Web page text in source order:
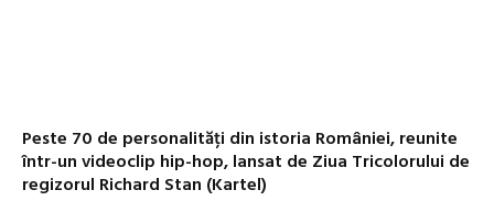
Peste 70 de personalități din istoria României, reunite
într-un videoclip hip-hop, lansat de Ziua Tricolorului de
regizorul Richard Stan (Kartel)